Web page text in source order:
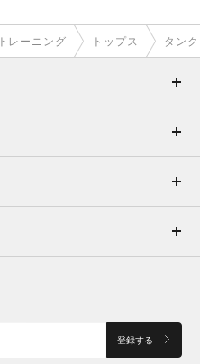
トレーニング トップス タン
登録する